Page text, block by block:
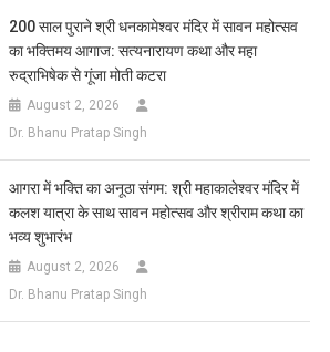
200 साल पुराने श्री धनकामेश्वर मंदिर में सावन महोत्सव
का भक्तिमय आगाज: सत्यनारायण कथा और महा
रुद्राभिषेक से गूंजा मोती कटरा
August 2, 2026
Dr. Bhanu Pratap Singh
आगरा में भक्ति का अनूठा संगम: श्री महाकालेश्वर मंदिर में
कलश यात्रा के साथ सावन महोत्सव और श्रीराम कथा का
भव्य शुभारंभ
August 2, 2026
Dr. Bhanu Pratap Singh